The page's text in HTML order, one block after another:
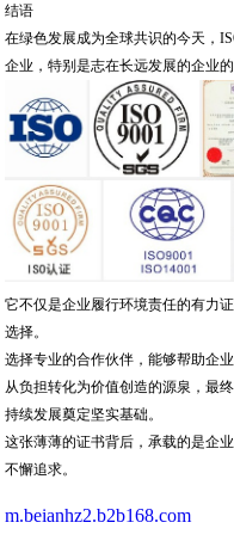
结语
在绿色发展成为全球共识的今天，
企业，特别是志在长远发展的企业的
它不仅是企业履行环境责任的有力
选择。
选择专业的合作伙伴，能够帮助企
从负担转化为价值创造的源泉，最
持续发展奠定坚实基础。
这张薄薄的证书背后，承载的是企
不懈追求。
m.beianhz2.b2b168.com